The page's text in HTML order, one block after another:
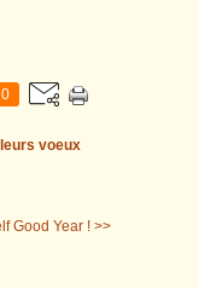
0
voeux
Good Year ! >>